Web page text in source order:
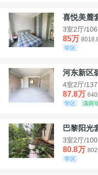
喜悦美麓
3室2厅/
85万
学区
河东新区
4室2厅/
87.8万
学区
满两
巴黎阳光
3室2厅/
80.8万
学区